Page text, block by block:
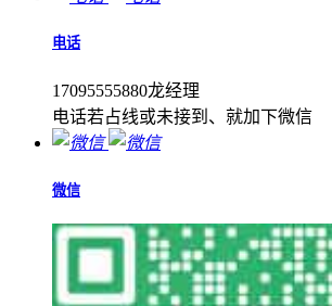
电话
17095555880龙经理
电话若占线或未接到、就加下微信
微信